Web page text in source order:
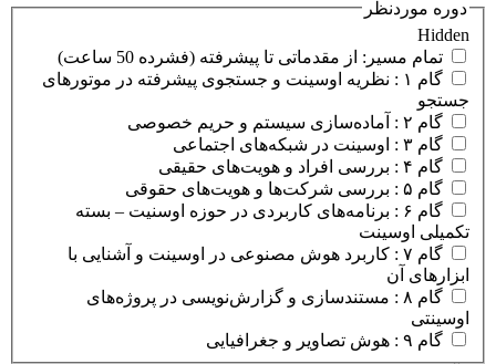
Hidden
دوره موردنظر
تمام مسیر: از مقدماتی تا پیشرفته (فشرده 50 ساعت)
گام ۱ : نظریه اوسینت و جستجوی پیشرفته در موتورهای
جستجو
گام ۲ : آماده‌سازی سیستم و حریم خصوصی
گام ۳ : اوسینت در شبکه‌های اجتماعی
گام ۴ : بررسی افراد و هویت‌های حقیقی
گام ۵ : بررسی شرکت‌ها و هویت‌های حقوقی
گام ۶ : برنامه‌های کاربردی در حوزه اوسنیت – بسته
تکمیلی اوسینت
گام ۷ : کاربرد هوش مصنوعی در اوسینت و آشنایی با
ابزارهای آن
گام ۸ : مستندسازی و گزارش‌نویسی در پروژه‌های
اوسینتی
گام ۹ : هوش تصاویر و جغرافیایی